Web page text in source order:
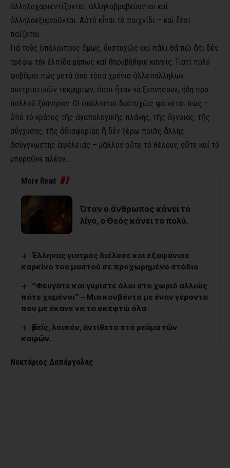
ἀλληλοχαριεντίζονται, ἀλληλοβραβεύονται καί
ἀλληλοεξυμνοῦνται. Αὐτό εἶναι τό παιχνίδι – καί ἔτσι
παίζεται.
Γιά τούς ὑπόλοιπους ὅμως, δυστυχῶς καί πάλι θά πῶ ὅτι δέν
τρέφω τήν ἐλπίδα μήπως καί θορυβήθηκε κανείς. Γιατί πολύ
φοβᾶμαι πώς μετά ἀπό τόσα χρόνια ἀλλεπάλληλων
συντριπτικῶν τεκμηρίων, ὅσοι ἦταν νά ξυπνήσουν, ἤδη πρό
πολλοῦ ξύπνησαν. Οἱ ὑπόλοιποι δυστυχῶς φαίνεται πώς –
ὑπό τό κράτος τῆς ἀγαπολογικῆς πλάνης, τῆς ἄγνοιας, τῆς
σύγχυσης, τῆς ἀδιαφορίας ἤ δέν ξέρω ποιᾶς ἄλλης
ἀσύγγνωστης ἀφέλειας – μᾶλλον οὔτε τό θέλουν, οὔτε καί τό
μποροῦνε πλέον…
More Read
Όταν ο άνθρωπος κάνει το
λίγο, ο Θεός κάνει το πολύ.
Έλληνας γιατρός διέλυσε και εξαφάνισε
καρκίνο του μαστού σε προχωρημένο στάδιο
“Φευγάτε και γυρίστε όλοι στο χωριό αλλιώς
πάτε χαμένοι” – Μια κουβέντα με έναν γέροντα
που με έκανε να τα σκεφτώ όλα
Ἐμεῖς, λοιπόν, ἀντίθετα στό ρεῦμα τῶν
καιρῶν.
Νεκτάριος Δαπέργολας